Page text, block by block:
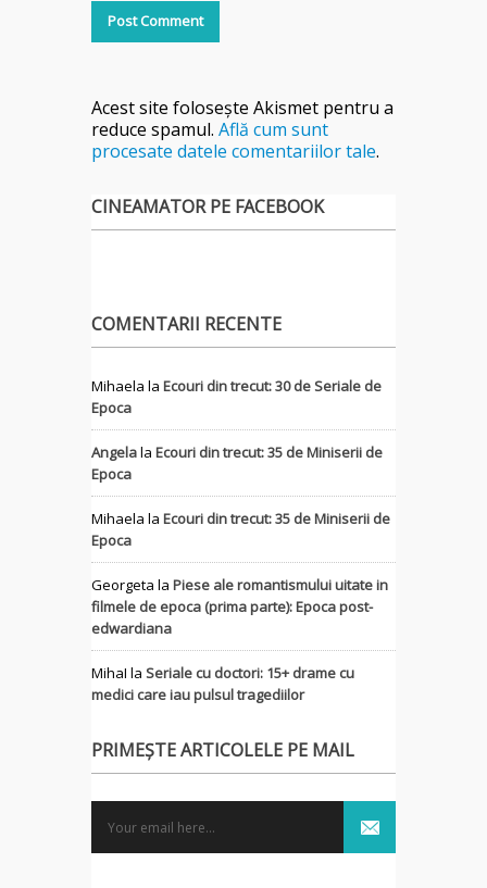
Acest site folosește Akismet pentru a
reduce spamul. Află cum sunt
procesate datele comentariilor tale.
CINEAMATOR PE FACEBOOK
COMENTARII RECENTE
Mihaela la Ecouri din trecut: 30 de Seriale de
Epoca
Angelala Ecouri din trecut: 35 de Miniserii de
Epoca
Mihaela la Ecouri din trecut: 35 de Miniserii de
Epoca
Georgeta la Piese ale romantismului uitate in
filmele de epoca (prima parte): Epoca post-
edwardiana
MihaI la Seriale cu doctori: 15+ drame cu
medici care iau pulsul tragediilor
PRIMEȘTE ARTICOLELE PE MAIL